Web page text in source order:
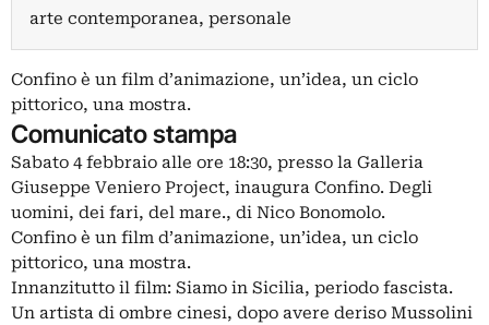
arte contemporanea, personale
Confino è un film d’animazione, un’idea, un ciclo
pittorico, una mostra.
Comunicato stampa
Sabato 4 febbraio alle ore 18:30, presso la Galleria
Giuseppe Veniero Project, inaugura Confino. Degli
uomini, dei fari, del mare., di Nico Bonomolo.
Confino è un film d’animazione, un’idea, un ciclo
pittorico, una mostra.
Innanzitutto il film: Siamo in Sicilia, periodo fascista.
Un artista di ombre cinesi, dopo avere deriso Mussolini